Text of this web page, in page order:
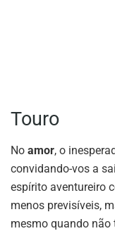
Touro
No amor, o
convidando-vos a
espírito aventureiro
menos previsíveis,
mesmo quando